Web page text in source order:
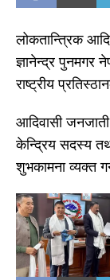
लोकतान्त्रिक
ज्ञानेन्द्र पुनमगर
राष्ट्रीय
आदिवासी
केन्द्रिय सदस्य
शुभकामना व्यक्त